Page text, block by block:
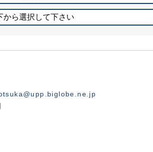
から選択して下さい